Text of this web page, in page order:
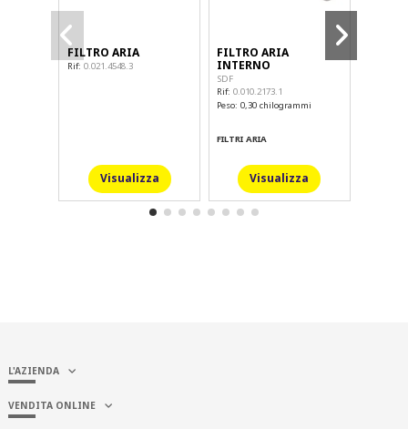
FILTRO ARIA
Rif: 0.021.4548.3
Visualizza
FILTRO ARIA
INTERNO
SDF
Rif:0.010.2173.1
Peso: 0,30 chilogrammi
FILTRI ARIA
Visualizza
L'AZIENDA
VENDITA ONLINE